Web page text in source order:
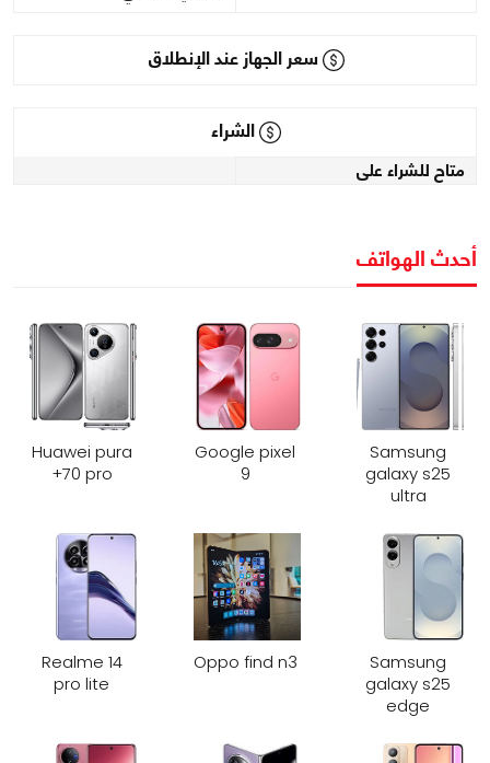
سعر الجهاز عند الإنطلاق
الشراء
متاح للشراء على
أحدث الهواتف
Samsung
galaxy s25
ultra
Google pixel
9
Huawei pura
70 pro+
Samsung
galaxy s25
edge
Oppo find n3
Realme 14
pro lite